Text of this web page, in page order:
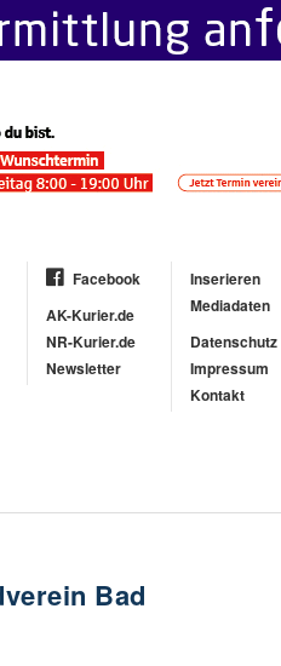
Facebook
AK-Kurier.de
NR-Kurier.de
Newsletter
Inserieren
Mediadaten
Datenschutz
Impressum
Kontakt
Bad